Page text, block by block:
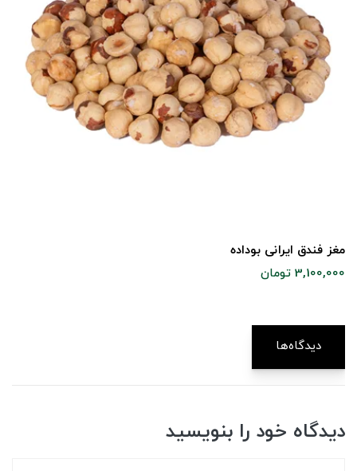
مغز فندق ایرانی بوداده
3,100,000 تومان
دیدگاه‌ها
دیدگاه خود را بنویسید